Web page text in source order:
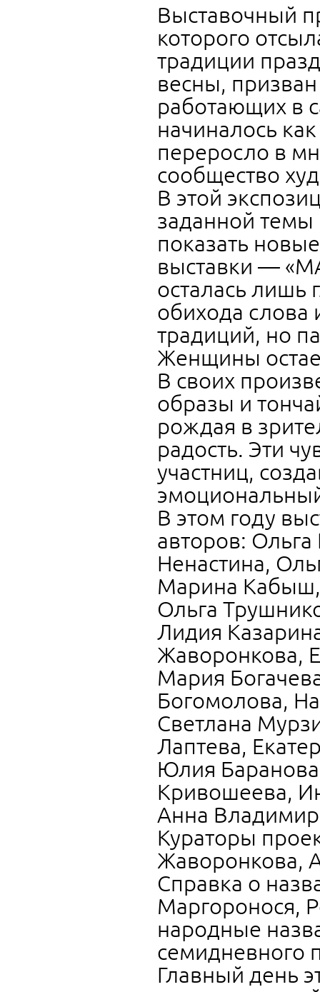
Выставочный
которого
традиции
весны,
работающих в
начиналось
переросло в
сообщество
В этой
заданной
показать
выставки —
осталась лишь
обихода слова
традиций, но
Женщины
В своих
образы и
рождая в
радость. Эти
участниц,
В этом году
авторов:
Ненастина,
Марина
Ольга
Лидия
Жаворонкова,
Мария
Богомолова,
Светлана
Лаптева,
Юлия
Кривошеева,
Анна
Кураторы
Жаворонкова,
Справка о
Маргоронося,
народные
семидневного
Главный день